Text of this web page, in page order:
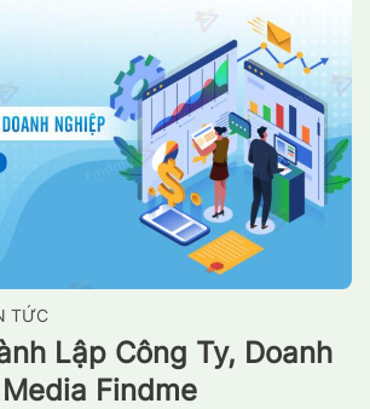
TỨC
Lập Công Ty, Doanh
Findme